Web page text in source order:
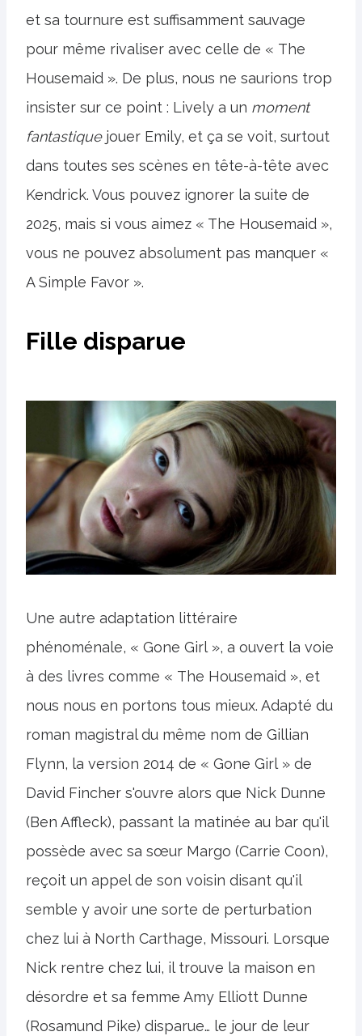
et sa tournure est suffisamment sauvage
pour même rivaliser avec celle de « The
Housemaid ». De plus, nous ne saurions trop
insister sur ce point : Lively a un moment
fantastiquejouer Emily, et ça se voit, surtout
dans toutes ses scènes en tête-à-tête avec
Kendrick. Vous pouvez ignorer la suite de
2025, mais si vous aimez « The Housemaid »,
vous ne pouvez absolument pas manquer «
A Simple Favor ».
Fille disparue
Une autre adaptation littéraire
phénoménale, « Gone Girl », a ouvert la voie
à des livres comme « The Housemaid », et
nous nous en portons tous mieux. Adapté du
roman magistral du même nom de Gillian
Flynn, la version 2014 de « Gone Girl » de
David Fincher s'ouvre alors que Nick Dunne
(Ben Affleck), passant la matinée au bar qu'il
possède avec sa sœur Margo (Carrie Coon),
reçoit un appel de son voisin disant qu'il
semble y avoir une sorte de perturbation
chez lui à North Carthage, Missouri. Lorsque
Nick rentre chez lui, il trouve la maison en
désordre et sa femme Amy Elliott Dunne
(Rosamund Pike) disparue… le jour de leur